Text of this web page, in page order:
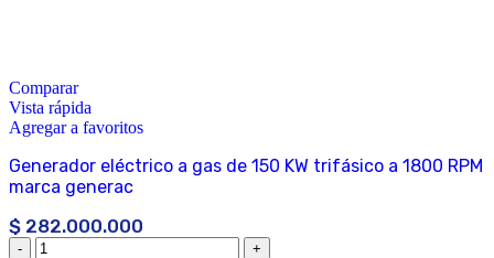
Comparar
Vista rápida
Agregar a favoritos
Generador eléctrico a gas de 150 KW trifásico a 1800 RPM
marca generac
$ 282.000.000